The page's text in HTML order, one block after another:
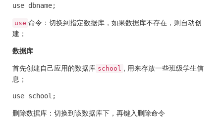
use dbname;
use 命令：切换到指定数据库， 如果数据库不存在，则自动创
建 ；
数据库
首先创建自己应用的数据库 school , 用来存放一些班级学生信
息；
use school;
删除数据库：切换到该数据库下，再键入删除命令